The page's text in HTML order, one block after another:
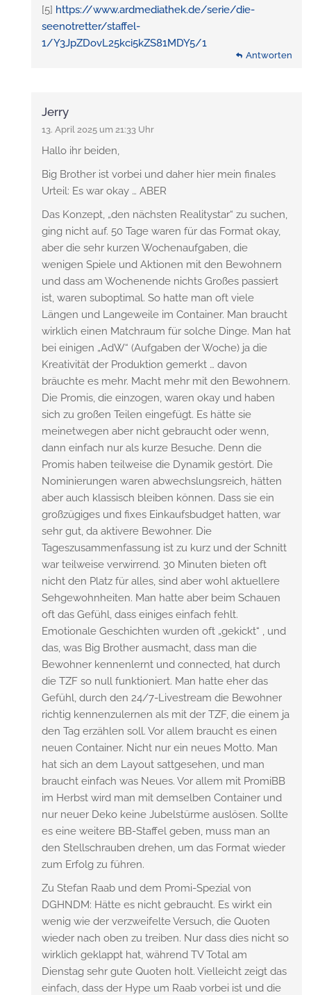
[5] https://www.ardmediathek.de/serie/die-
seenotretter/staffel-
1/Y3JpZDovL25kci5kZS81MDY5/1
Antworten
Jerry
13. April 2025 um 21:33 Uhr
Hallo ihr beiden,
Big Brother ist vorbei und daher hier mein finales
Urteil: Es war okay … ABER
Das Konzept, „den nächsten Realitystar“ zu suchen,
ging nicht auf. 50 Tage waren für das Format okay,
aber die sehr kurzen Wochenaufgaben, die
wenigen Spiele und Aktionen mit den Bewohnern
und dass am Wochenende nichts Großes passiert
ist, waren suboptimal. So hatte man oft viele
Längen und Langeweile im Container. Man braucht
wirklich einen Matchraum für solche Dinge. Man hat
bei einigen „AdW“ (Aufgaben der Woche) ja die
Kreativität der Produktion gemerkt … davon
bräuchte es mehr. Macht mehr mit den Bewohnern.
Die Promis, die einzogen, waren okay und haben
sich zu großen Teilen eingefügt. Es hätte sie
meinetwegen aber nicht gebraucht oder wenn,
dann einfach nur als kurze Besuche. Denn die
Promis haben teilweise die Dynamik gestört. Die
Nominierungen waren abwechslungsreich, hätten
aber auch klassisch bleiben können. Dass sie ein
großzügiges und fixes Einkaufsbudget hatten, war
sehr gut, da aktivere Bewohner. Die
Tageszusammenfassung ist zu kurz und der Schnitt
war teilweise verwirrend. 30 Minuten bieten oft
nicht den Platz für alles, sind aber wohl aktuellere
Sehgewohnheiten. Man hatte aber beim Schauen
oft das Gefühl, dass einiges einfach fehlt.
Emotionale Geschichten wurden oft „gekickt“ , und
das, was Big Brother ausmacht, dass man die
Bewohner kennenlernt und connected, hat durch
die TZF so null funktioniert. Man hatte eher das
Gefühl, durch den 24/7-Livestream die Bewohner
richtig kennenzulernen als mit der TZF, die einem ja
den Tag erzählen soll. Vor allem braucht es einen
neuen Container. Nicht nur ein neues Motto. Man
hat sich an dem Layout sattgesehen, und man
braucht einfach was Neues. Vor allem mit PromiBB
im Herbst wird man mit demselben Container und
nur neuer Deko keine Jubelstürme auslösen. Sollte
es eine weitere BB-Staffel geben, muss man an
den Stellschrauben drehen, um das Format wieder
zum Erfolg zu führen.
Zu Stefan Raab und dem Promi-Spezial von
DGHNDM: Hätte es nicht gebraucht. Es wirkt ein
wenig wie der verzweifelte Versuch, die Quoten
wieder nach oben zu treiben. Nur dass dies nicht so
wirklich geklappt hat, während TV Total am
Dienstag sehr gute Quoten holt. Vielleicht zeigt das
einfach, dass der Hype um Raab vorbei ist und die